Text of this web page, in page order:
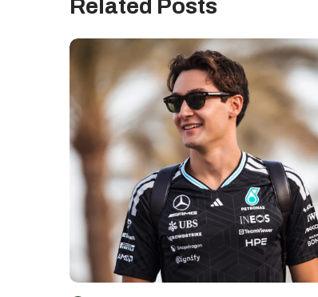
Related Posts